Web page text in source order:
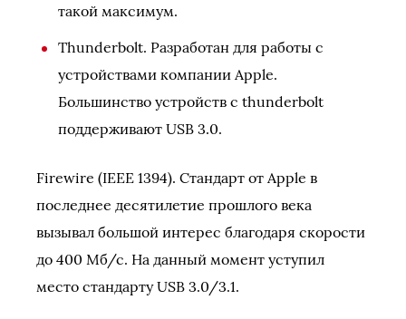
такой максимум.
Thunderbolt. Разработан для работы с
устройствами компании Apple.
Большинство устройств с thunderbolt
поддерживают USB 3.0.
Firewire (IEEE 1394). Стандарт от Apple в
последнее десятилетие прошлого века
вызывал большой интерес благодаря скорости
до 400 Мб/с. На данный момент уступил
место стандарту USB 3.0/3.1.